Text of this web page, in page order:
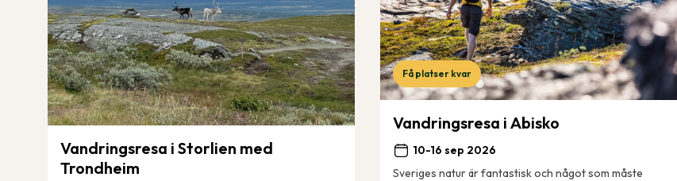
Vandringsresa i Storlien med
Trondheim
Få platser kvar
Vandringsresa i Abisko
10-16 sep 2026
Sveriges natur är fantastisk och något som måste